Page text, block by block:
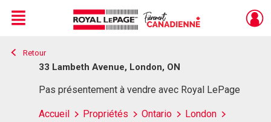
Live
En Direct
Menu
Retour
33 Lambeth Avenue, London, ON
Pas présentement à vendre avec Royal LePage
Accueil Propriétés Ontario
London